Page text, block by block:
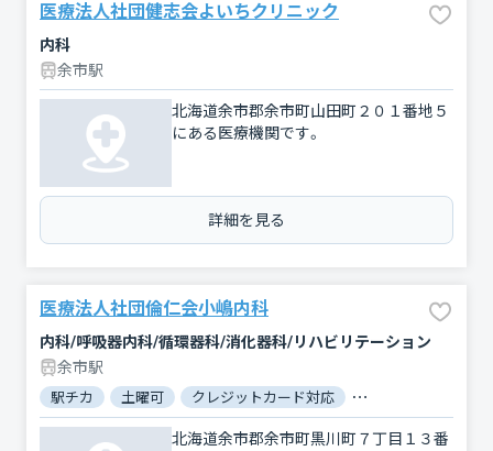
医療法人社団健志会よいちクリニック
内科
余市駅
北海道余市郡余市町山田町２０１番地５
にある医療機関です。
詳細を見る
医療法人社団倫仁会小嶋内科
内科/呼吸器内科/循環器科/消化器科/リハビリテーション
余市駅
駅チカ 土曜可 クレジットカード対応 マイナ保険証対応
北海道余市郡余市町黒川町７丁目１３番